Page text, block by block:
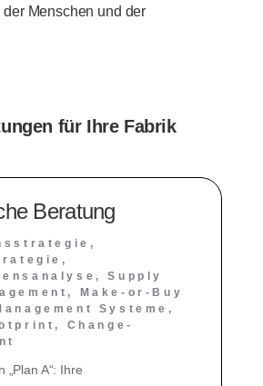
Menschen und der
für Ihre Fabrik
Beratung
Supply
Make-or-Buy
Systeme,
Change-
„Plan A“: Ihre